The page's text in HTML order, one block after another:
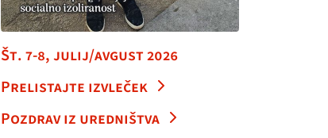
Št. 7-8, julij/avgust 2026
Prelistajte izvleček
Pozdrav iz uredništva